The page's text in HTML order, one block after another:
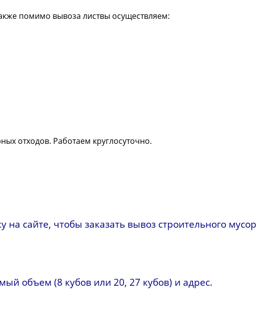
помимо вывоза листвы осуществляем:
отходов. Работаем круглосуточно.
на сайте, чтобы заказать вывоз строительного
объем (8 кубов или 20, 27 кубов) и адрес.